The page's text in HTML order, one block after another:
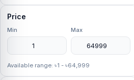
Price
Min Max
Available range: ৳1 - ৳64,999